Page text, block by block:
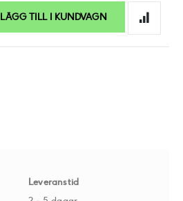
LÄGG TILL I KUNDVAGN
Leveranstid